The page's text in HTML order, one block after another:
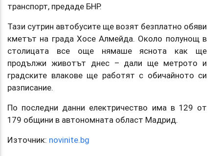
транспорт, предаде БНР.
Тази сутрин автобусите ще возят безплатно обяви
кметът на града Хосе Алмейда. Около полунощ в
столицата все още нямаше яснота как ще
продължи животът днес – дали ще метрото и
градските влакове ще работят с обичайното си
разписание.
По последни данни електричество има в 129 от
179 общини в автономната област Мадрид.
Източник: novinite.bg